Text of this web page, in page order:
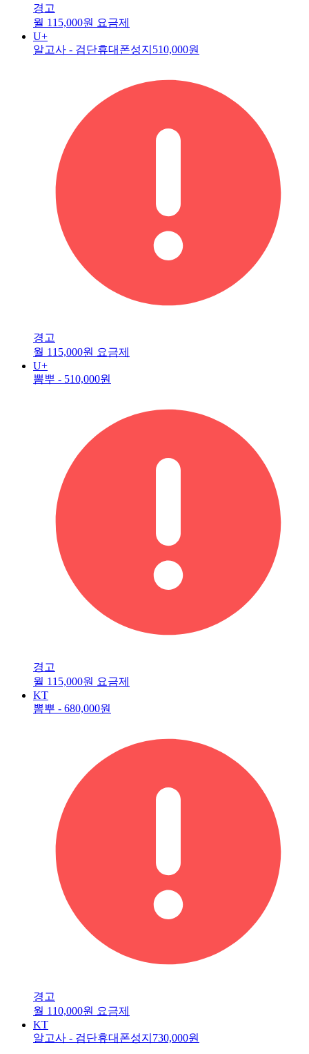
경고
월 115,000원 요금제
U+
알고사 - 검단휴대폰성지 510,000원
경고
월 115,000원 요금제
U+
뽐뿌 - 510,000원
경고
월 115,000원 요금제
KT
뽐뿌 - 680,000원
경고
월 110,000원 요금제
KT
알고사 - 검단휴대폰성지 730,000원